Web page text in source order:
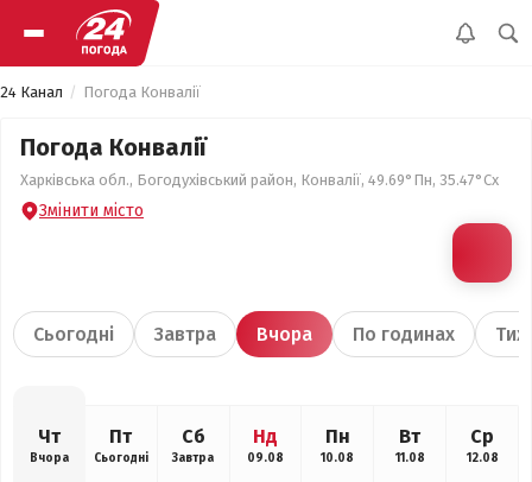
24 Канал Погода Конвалії
Погода Конвалії
Харківська обл., Богодухівський район, Конвалії, 49.69°Пн, 35.47°Сх
Змінити місто
Сьогодні Завтра Вчора По годинах
Чт
Вчора
Пт
Сьогодні
Сб
Завтра
Нд
09.08
Пн
10.08
Вт
11.08
Ср
12.08